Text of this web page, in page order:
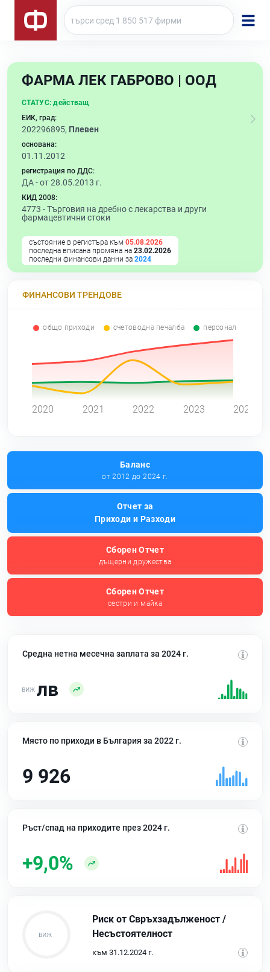
ФАРМА ЛЕК ГАБРОВО | ООД
СТАТУС: действащ
ЕИК, град:
202296895, Плевен
основана:
01.11.2012
регистрация по ДДС:
ДА - от 28.05.2013 г.
КИД 2008:
4773 -Търговия на дребно с лекарства и други
фармацевтични стоки
състояние в регистъра към 05.08.2026
последна вписана промяна на 23.02.2026
последни финансови данни за 2024
ФИНАНСОВИ ТРЕНДОВЕ
общо приходи счетоводна печалба персонал
2020 2021 2022 2023 2024
Баланс
от 2012 до 2024 г.
Отчет за
Приходи и Разходи
Сборен Отчет
дъщерни дружества
Сборен Отчет
сестри и майка
Средна нетна месечна заплата за 2024 г.
лв
Място по приходи в България за 2022 г.
9 926
Ръст/спад на приходите през 2024 г.
+9,0%
Риск от Свръхзадълженост /
Несъстоятелност
към 31.12.2024 г.